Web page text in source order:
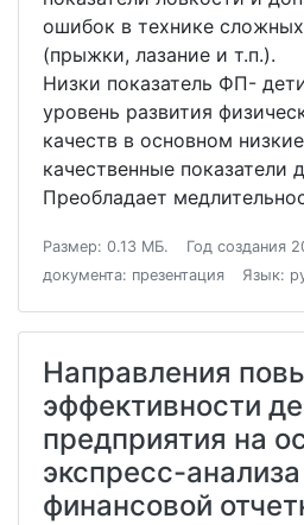
ошибок в технике
(прыжки, лазание и т.п.).
Низки показатель ФП-
уровень развития
качеств в основном
качественные показатели
Преобладает
Размер: 0.13 МБ. Год создания
документа: презентация
Язык:
Направления
эффективности
предприятия на
экспресс-анализа
финансовой